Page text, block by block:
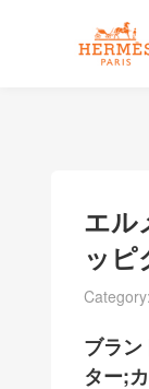
エル
ッ
Category:
ブラ
ター;